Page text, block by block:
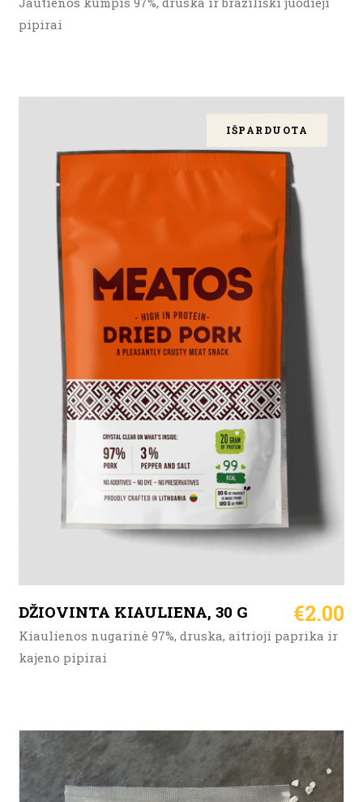
pipirai
IŠPARDUOTA
DAUGIAU
DŽIOVINTA KIAULIENA, 30 G €2.00
Kiaulienos nugarinė 97%, druska, aitrioji paprika ir
kajeno pipirai